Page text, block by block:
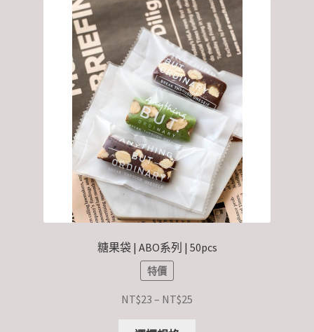
糖果袋 | ABO系列 | 50pcs
特價
NT$23 – NT$25